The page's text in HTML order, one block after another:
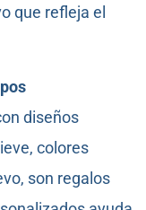
que refleja el
diseños
colores
son regalos